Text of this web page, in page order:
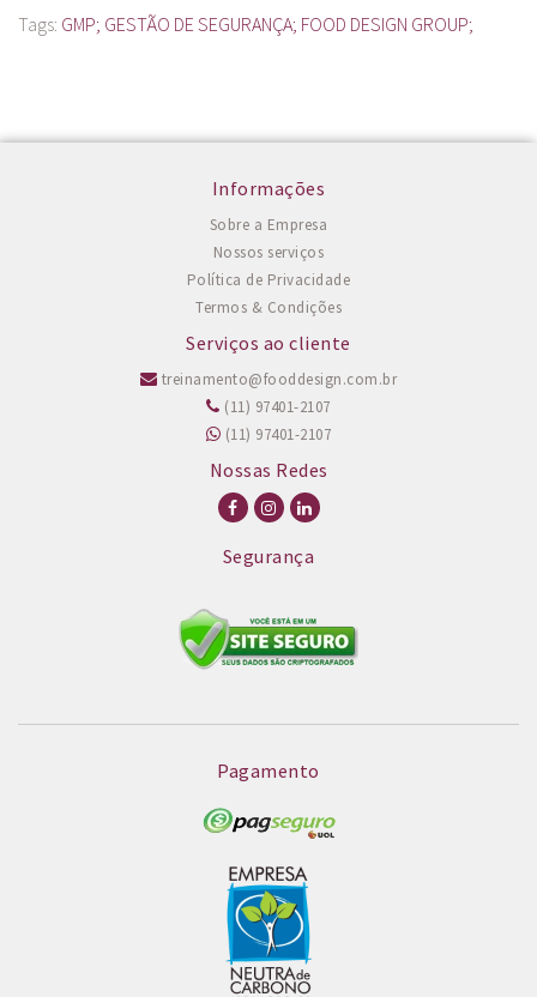
Tags: GMP; GESTÃO DE SEGURANÇA; FOOD DESIGN GROUP;
Informações
Sobre a Empresa
Nossos serviços
Política de Privacidade
Termos & Condições
Serviços ao cliente
treinamento@fooddesign.com.br
(11) 97401-2107
(11) 97401-2107
Nossas Redes
Segurança
Pagamento